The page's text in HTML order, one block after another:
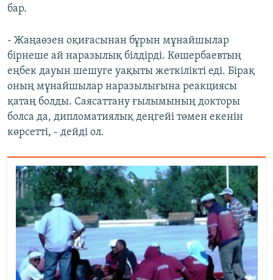
бар.
- Жаңаөзен оқиғасынан бұрын мұнайшылар
бірнеше ай наразылық білдірді. Көшербаевтың
еңбек дауын шешуге уақыты жеткілікті еді. Бірақ
оның мұнайшылар наразылығына реакциясы
қатаң болды. Саясаттану ғылымының докторы
болса да, дипломатиялық деңгейі төмен екенін
көрсетті, - дейді ол.